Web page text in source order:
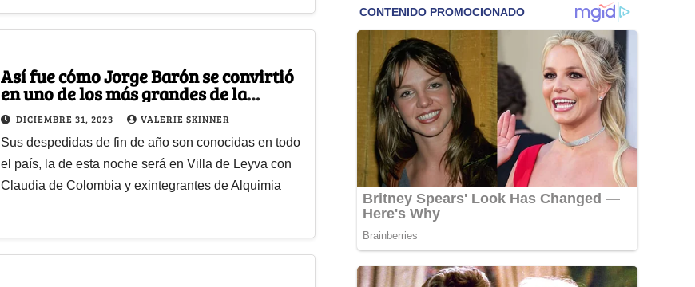
Así fue cómo Jorge Barón se convirtió
en uno de los más grandes de la
televisión colombiana
DICIEMBRE 31, 2023 VALERIE SKINNER
Sus despedidas de fin de año son conocidas en todo
el país, la de esta noche será en Villa de Leyva con
Claudia de Colombia y exintegrantes de Alquimia